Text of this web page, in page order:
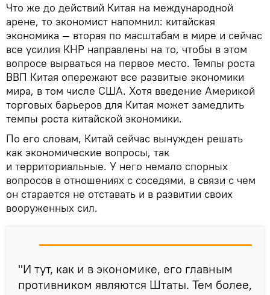
Что же до действий Китая на международной
арене, то экономист напомнил: китайская
экономика — вторая по масштабам в мире и сейчас
все усилия КНР направлены на то, чтобы в этом
вопросе вырваться на первое место. Темпы роста
ВВП Китая опережают все развитые экономики
мира, в том числе США. Хотя введение Америкой
торговых барьеров для Китая может замедлить
темпы роста китайской экономики.
По его словам, Китай сейчас вынужден решать
как экономические вопросы, так
и территориальные. У него немало спорных
вопросов в отношениях с соседями, в связи с чем
он старается не отставать и в развитии своих
вооруженных сил.
"И тут, как и в экономике, его главным
противником являются Штаты. Тем более,